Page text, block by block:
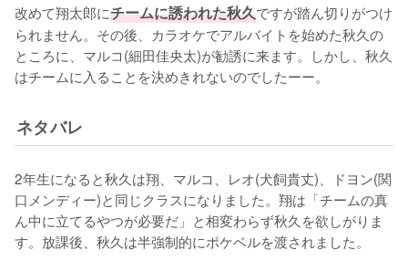
改めて翔太郎にチームに誘われた秋久ですが踏ん切りがつけ
られません。その後、カラオケでアルバイトを始めた秋久の
ところに、マルコ(細田佳央太)が勧誘に来ます。しかし、秋久
はチームに入ることを決めきれないのでしたーー。
ネタバレ
2年生になると秋久は翔、マルコ、レオ(犬飼貴丈)、ドヨン(関
口メンディー)と同じクラスになりました。翔は「チームの真
ん中に立てるやつが必要だ」と相変わらず秋久を欲しがりま
す。放課後、秋久は半強制的にポケベルを渡されました。